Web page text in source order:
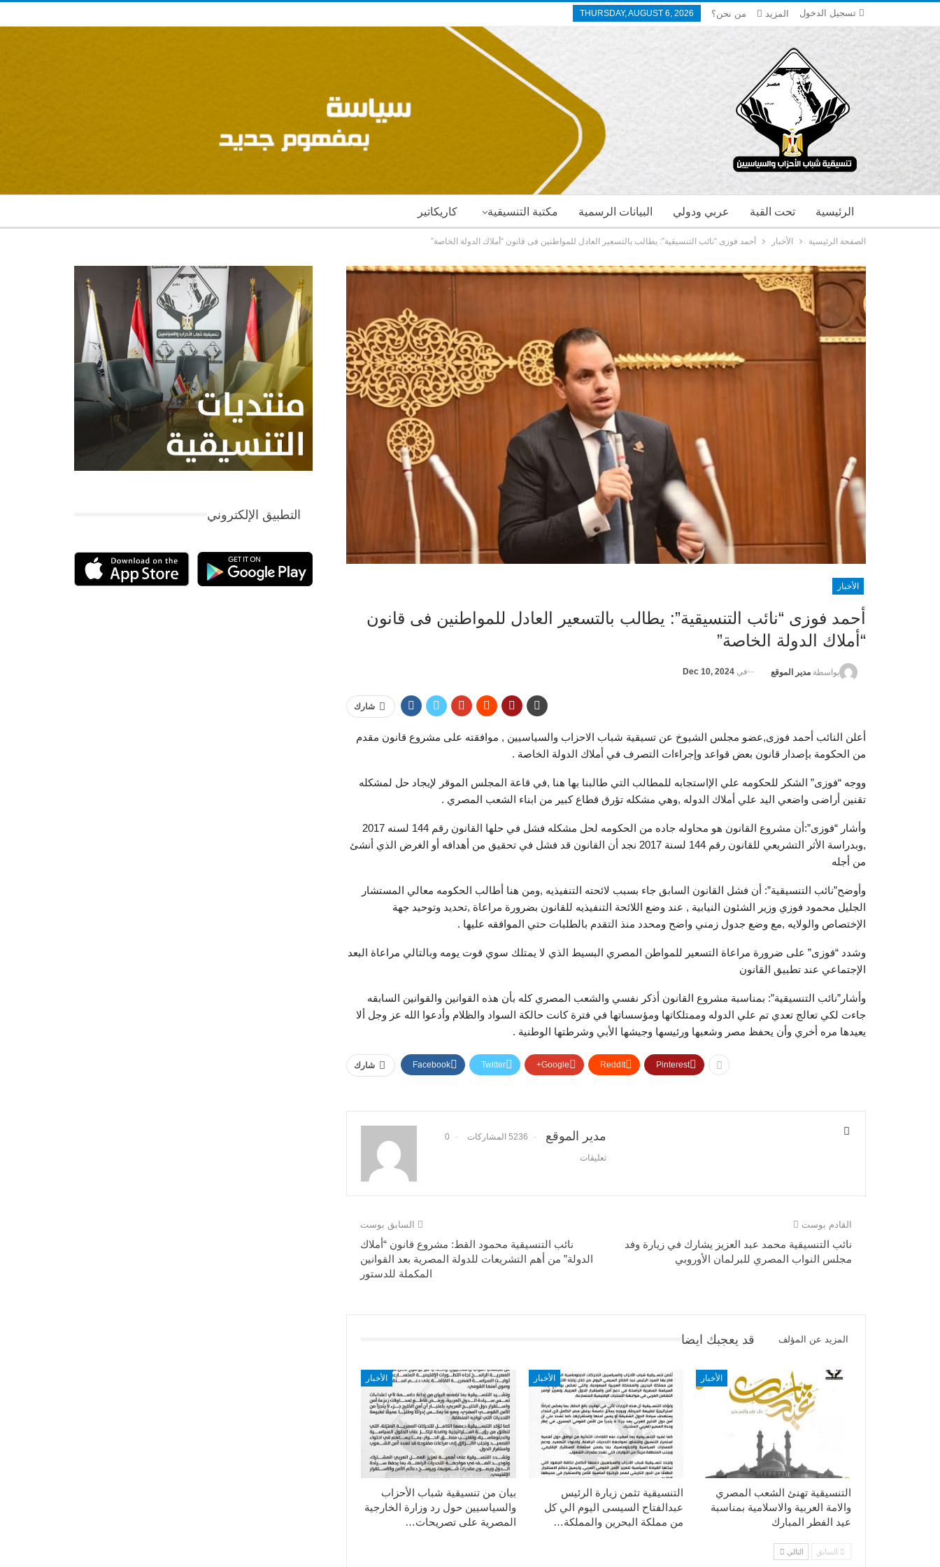
تسجيل الدخول THURSDAY, AUGUST 6, 2026 من نحن؟ المزيد
كاريكاتير مكتبة التنسيقية البيانات الرسمية عربي ودولي تحت القبة الرئيسية
الصفحة الرئيسية الأخبار أحمد فوزى “نائب التنسيقية”: يطالب بالتسعير العادل للمواطنين فى قانون “أملاك الدولة الخاصة”
الأخبار
أحمد فوزى “نائب التنسيقية”: يطالب بالتسعير العادل للمواطنين فى قانون
“أملاك الدولة الخاصة”
بواسطة مدير الموقع في Dec 10, 2024
شارك
أعلن النائب أحمد فوزى,عضو مجلس الشيوخ عن تسيقية شباب الاحزاب والسياسيين , موافقته على مشروع قانون مقدم
من الحكومة بإصدار قانون بعض قواعد وإجراءات التصرف في أملاك الدولة الخاصة .
ووجه “فوزى” الشكر للحكومه علي الإاستجابه للمطالب التي طالبنا بها هنا ,في قاعة المجلس الموقر لإيجاد حل لمشكله
تقنين أراضى واضعي اليد علي أملاك الدوله ,وهي مشكله تؤرق قطاع كبير من ابناء الشعب المصري .
وأشار “فوزى”:أن مشروع القانون هو محاوله جاده من الحكومه لحل مشكله فشل في حلها القانون رقم 144 لسنه 2017
,وبدراسة الأثر التشريعي للقانون رقم 144 لسنة 2017 نجد أن القانون قد فشل في تحقيق من أهدافه أو الغرض الذي أنشئ
من أجله
وأوضح”نائب التنسيقية”: أن فشل القانون السابق جاء بسبب لائحته التنفيذيه ,ومن هنا أطالب الحكومه معالي المستشار
الجليل محمود فوزي وزير الشئون النيابية , عند وضع اللائحة التنفيذيه للقانون بضرورة مراعاة ,تحديد وتوحيد جهة
الإختصاص والولايه ,مع وضع جدول زمني واضح ومحدد منذ التقدم بالطلبات حتي الموافقه عليها .
وشدد “فوزى” على ضرورة مراعاة التسعير للمواطن المصري البسيط الذي لا يمتلك سوي قوت يومه وبالتالي مراعاة البعد
الإجتماعي عند تطبيق القانون
وأشار”نائب التنسيقية”: بمناسبة مشروع القانون أذكر نفسي والشعب المصري كله بأن هذه القوانين والقوانين السابقه
جاءت لكي تعالج تعدي تم علي الدوله وممتلكاتها ومؤسساتها في فترة كانت حالكة السواد والظلام وأدعوا الله عز وجل ألا
يعيدها مره أخري وأن يحفظ مصر وشعبها ورئيسها وجيشها الأبي وشرطتها الوطنية .
شارك Facebook Twitter Google+ ReddIt Pinterest
مدير الموقع 5236 المشاركات 0
تعليقات
السابق بوست
نائب التنسيقية محمود القط: مشروع قانون “أملاك
الدولة” من أهم التشريعات للدولة المصرية بعد القوانين
المكملة للدستور
القادم بوست
نائب التنسيقية محمد عبد العزيز يشارك في زيارة وفد
مجلس النواب المصري للبرلمان الأوروبي
قد يعجبك ايضا المزيد عن المؤلف
الأخبار
بيان من تنسيقية شباب الأحزاب
والسياسيين حول رد وزارة الخارجية
المصرية على تصريحات…
الأخبار
التنسيقية تثمن زيارة الرئيس
عبدالفتاح السيسى اليوم الي كل
من مملكة البحرين والمملكة…
الأخبار
التنسيقية تهنئ الشعب المصري
والامة العربية والاسلامية بمناسبة
عيد الفطر المبارك
السابق التالي
التطبيق الإلكتروني